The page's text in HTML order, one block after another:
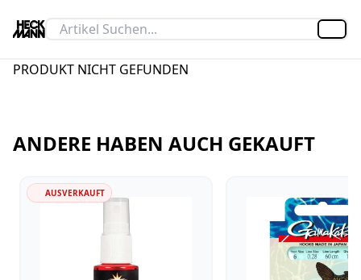
PRODUKT NICHT GEFUNDEN
ANDERE HABEN AUCH GEKAUFT
AUSVERKAUFT